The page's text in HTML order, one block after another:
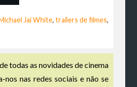
Jai White, trailers de filmes,
todas as novidades de cinema
nos nas redes sociais e não se